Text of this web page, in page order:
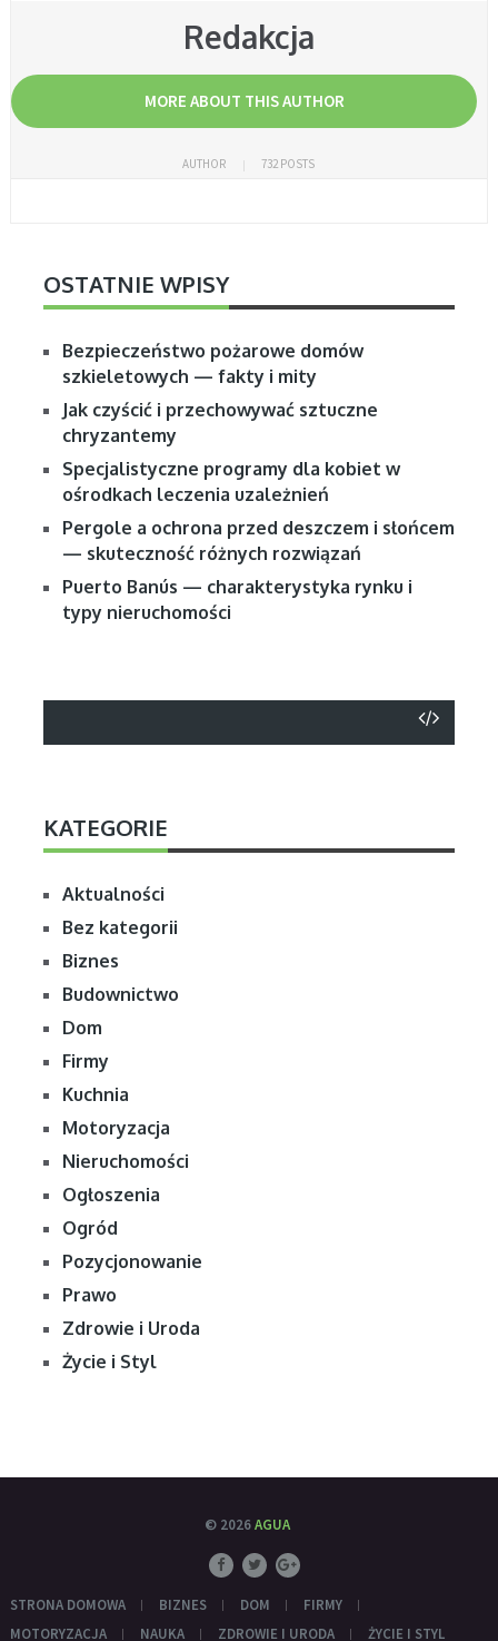
Redakcja
MORE ABOUT THIS AUTHOR
AUTHOR 732 POSTS
OSTATNIE WPISY
Bezpieczeństwo pożarowe domów
szkieletowych — fakty i mity
Jak czyścić i przechowywać sztuczne
chryzantemy
Specjalistyczne programy dla kobiet w
ośrodkach leczenia uzależnień
Pergole a ochrona przed deszczem i słońcem
— skuteczność różnych rozwiązań
Puerto Banús — charakterystyka rynku i
typy nieruchomości
KATEGORIE
Aktualności
Bez kategorii
Biznes
Budownictwo
Dom
Firmy
Kuchnia
Motoryzacja
Nieruchomości
Ogłoszenia
Ogród
Pozycjonowanie
Prawo
Zdrowie i Uroda
Życie i Styl
© 2026AGUA
STRONA DOMOWA BIZNES DOM
FIRMY
MOTORYZACJA
NAUKA ZDROWIE I URODA ŻYCIE I STYL